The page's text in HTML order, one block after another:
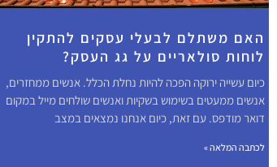
האם משתלם לבעלי עסקים להתקין
לוחות סולאריים על גג העסק?
כיום עשייה ירוקה הפכה להיות נחלת הכלל. אנשים ממחזרים,
אנשים ממעטים בשימוש בשקיות ואנשים שולחים מייל במקום
דואר מודפס. עם זאת, כיום אנחנו נמצאים במצב
לכתבה המלאה »